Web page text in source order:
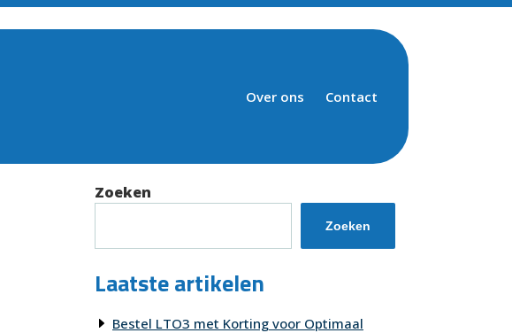
Over ons Contact
Zoeken
Zoeken
Laatste artikelen
Bestel LTO3 met Korting voor Optimaal